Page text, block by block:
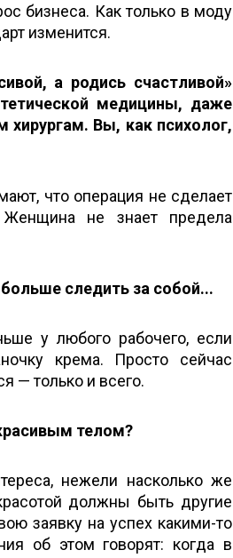
бизнеса. Как только в моду
изменится.
а родись счастливой»
медицины, даже
хирургам. Вы, как психолог,
что операция не сделает
не знает предела
следить за собой...
у любого рабочего, если
крема. Просто сейчас
— только и всего.
телом?
нежели насколько же
должны быть другие
заявку на успех какими-то
об этом говорят: когда в